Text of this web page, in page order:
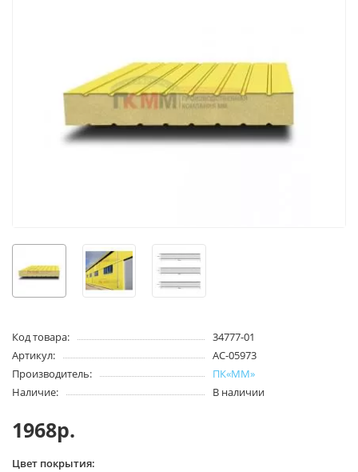
Код товара:
34777-01
Артикул:
AC-05973
Производитель:
ПК«ММ»
Наличие:
В наличии
1968р.
Цвет покрытия: